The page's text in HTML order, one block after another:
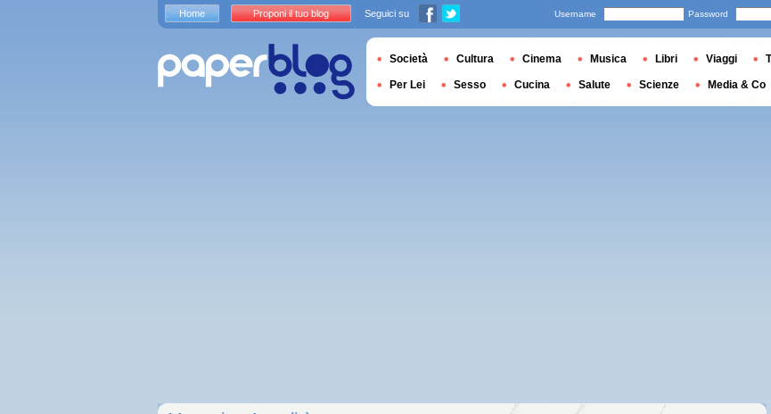
Home Proponi il tuo blog Seguici su Username Password
Società Cultura Cinema Musica Libri Viaggi
Per Lei Sesso Cucina Salute Scienze Media & Co